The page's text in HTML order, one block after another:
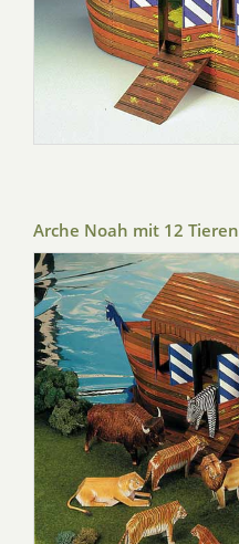
Arche Noah mit 12 Tieren